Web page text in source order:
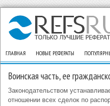
ГЛАВНАЯ НОВЫЕ РЕФЕРАТЫ
Воинская часть, ее
Законодательством
отношении всех сделок по